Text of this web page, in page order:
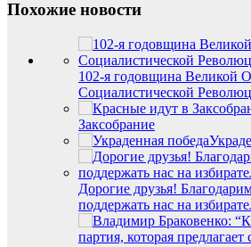
Похожие новости
102-я годовщина Великой
Социалистической
Заксобрание
Дорогие друзья!
поддержать нас на